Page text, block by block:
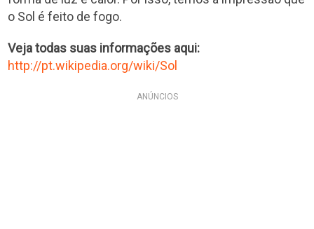
o Sol é feito de fogo.
Veja todas suas informações aqui:
http://pt.wikipedia.org/wiki/Sol
ANÚNCIOS